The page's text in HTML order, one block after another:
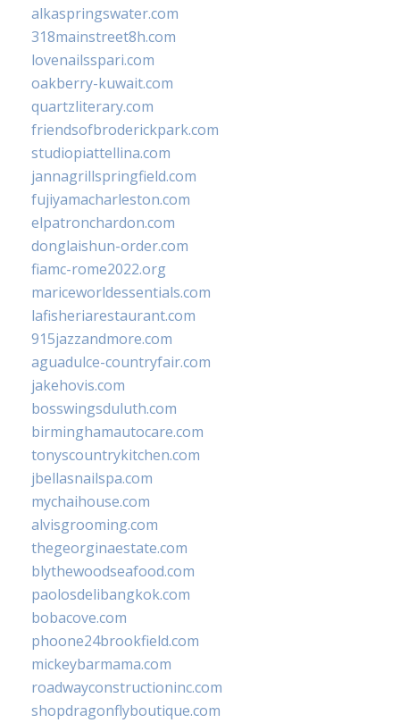
alkaspringswater.com
318mainstreet8h.com
lovenailsspari.com
oakberry-kuwait.com
quartzliterary.com
friendsofbroderickpark.com
studiopiattellina.com
jannagrillspringfield.com
fujiyamacharleston.com
elpatronchardon.com
donglaishun-order.com
fiamc-rome2022.org
mariceworldessentials.com
lafisheriarestaurant.com
915jazzandmore.com
aguadulce-countryfair.com
jakehovis.com
bosswingsduluth.com
birminghamautocare.com
tonyscountrykitchen.com
jbellasnailspa.com
mychaihouse.com
alvisgrooming.com
thegeorginaestate.com
blythewoodseafood.com
paolosdelibangkok.com
bobacove.com
phoone24brookfield.com
mickeybarmama.com
roadwayconstructioninc.com
shopdragonflyboutique.com